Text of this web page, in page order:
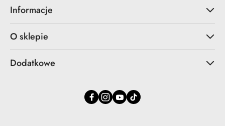
Informacje
O sklepie
Dodatkowe